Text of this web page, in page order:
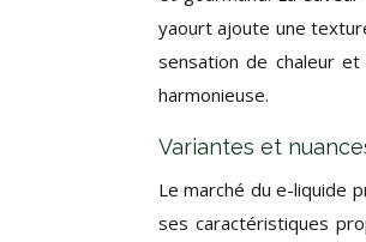
yaourt ajoute une
sensation de chaleur
harmonieuse.
Variantes et
Le marché du e-liquide
ses caractéristiques